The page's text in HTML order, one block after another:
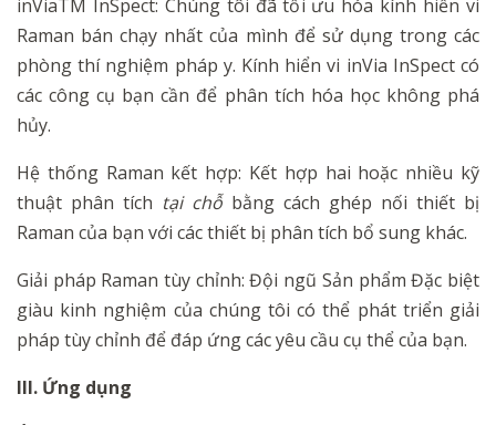
inViaTM InSpect: Chúng tôi đã tối ưu hóa kính hiển vi
Raman bán chạy nhất của mình để sử dụng trong các
phòng thí nghiệm pháp y. Kính hiển vi inVia InSpect có
các công cụ bạn cần để phân tích hóa học không phá
hủy.
Hệ thống Raman kết hợp: Kết hợp hai hoặc nhiều kỹ
thuật phân tích tại chỗbằng cách ghép nối thiết bị
Raman của bạn với các thiết bị phân tích bổ sung khác.
Giải pháp Raman tùy chỉnh: Đội ngũ Sản phẩm Đặc biệt
giàu kinh nghiệm của chúng tôi có thể phát triển giải
pháp tùy chỉnh để đáp ứng các yêu cầu cụ thể của bạn.
III. Ứng dụng